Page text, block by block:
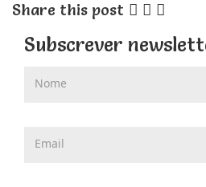
Share this post
Subscrever